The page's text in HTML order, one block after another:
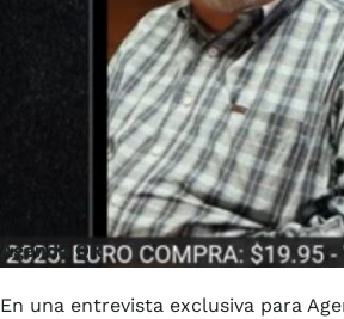
Agenda QR
En una entrevista exclusiva para